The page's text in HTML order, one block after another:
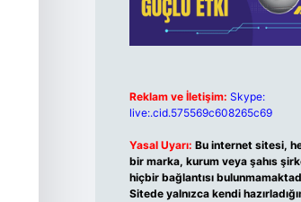
Reklam ve İletişim: Skype:
live:.cid.575569c608265c69
Yasal Uyarı: Bu internet sitesi,
bir marka, kurum veya şahıs
hiçbir bağlantısı
Sitede yalnızca kendi